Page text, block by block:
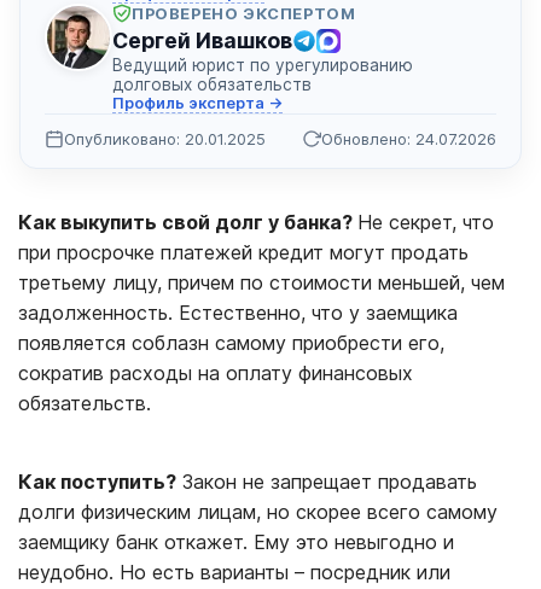
ПРОВЕРЕНО ЭКСПЕРТОМ
Сергей Ивашков
Ведущий юрист по урегулированию
долговых обязательств
Профиль эксперта →
Опубликовано: 20.01.2025
Обновлено: 24.07.2026
Как выкупить свой долг у банка? Не секрет, что
при просрочке платежей кредит могут продать
третьему лицу, причем по стоимости меньшей, чем
задолженность. Естественно, что у заемщика
появляется соблазн самому приобрести его,
сократив расходы на оплату финансовых
обязательств.
Как поступить? Закон не запрещает продавать
долги физическим лицам, но скорее всего самому
заемщику банк откажет. Ему это невыгодно и
неудобно. Но есть варианты – посредник или